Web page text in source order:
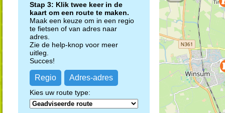
Stap 3: Klik twee keer in de
kaart om een route te maken.
Maak een keuze om in een regio
te fietsen of van adres naar
adres.
Zie de help-knop voor meer
uitleg.
Succes!
Regio Adres-adres
Kies uw route type: